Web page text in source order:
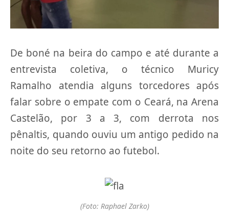
De boné na beira do campo e até durante a
entrevista coletiva, o técnico Muricy
Ramalho atendia alguns torcedores após
falar sobre o empate com o Ceará, na Arena
Castelão, por 3 a 3, com derrota nos
pênaltis, quando ouviu um antigo pedido na
noite do seu retorno ao futebol.
(Foto: Raphael Zarko)